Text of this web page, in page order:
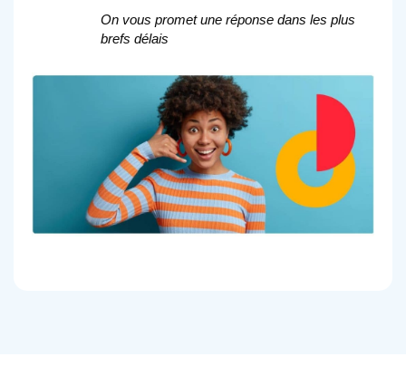
On vous promet une réponse dans les plus
brefs délais